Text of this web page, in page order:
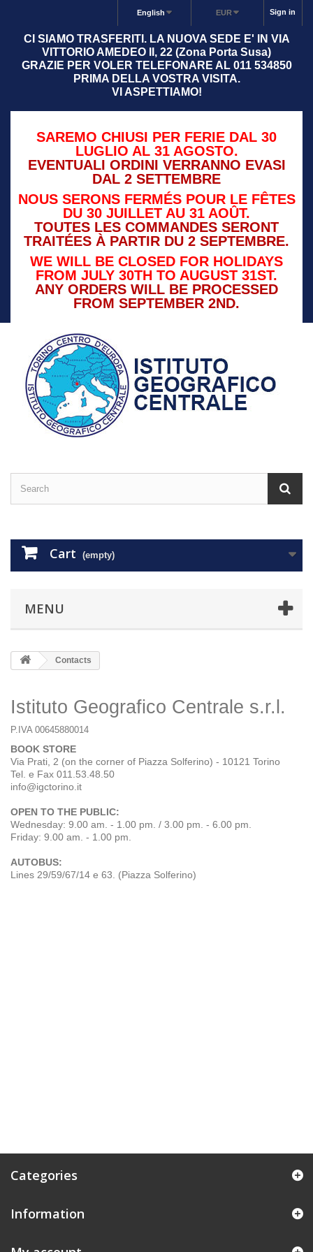
Sign in
EUR
English
CI SIAMO TRASFERITI. LA NUOVA SEDE E' IN VIA
VITTORIO AMEDEO II, 22 (Zona Porta Susa)
GRAZIE PER VOLER TELEFONARE AL 011 534850
PRIMA DELLA VOSTRA VISITA.
VI ASPETTIAMO!
SAREMO CHIUSI PER FERIE DAL 30
LUGLIO AL 31 AGOSTO.
EVENTUALI ORDINI VERRANNO EVASI
DAL 2 SETTEMBRE
NOUS SERONS FERMÉS POUR LE FÊTES
DU 30 JUILLET AU 31 AOÛT.
TOUTES LES COMMANDES SERONT
TRAITÉES À PARTIR DU 2 SEPTEMBRE.
WE WILL BE CLOSED FOR HOLIDAYS
FROM JULY 30TH TO AUGUST 31ST.
ANY ORDERS WILL BE PROCESSED
FROM SEPTEMBER 2ND.
Cart (empty)
MENU
Contacts
Istituto Geografico Centrale s.r.l.
P.IVA 00645880014
BOOK STORE
Via Prati, 2 (on the corner of Piazza Solferino) - 10121 Torino
Tel. e Fax 011.53.48.50
info@igctorino.it
OPEN TO THE PUBLIC:
Wednesday: 9.00 am. - 1.00 pm. / 3.00 pm. - 6.00 pm.
Friday: 9.00 am. - 1.00 pm.
AUTOBUS:
Lines 29/59/67/14 e 63. (Piazza Solferino)
Categories
Information